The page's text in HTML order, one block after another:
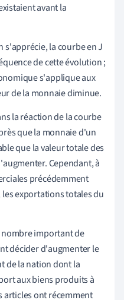
avant la
la courbe en J
de cette évolution ;
s'applique aux
de la monnaie diminue.
la réaction de la courbe
que la monnaie d'un
que la valeur totale des
Cependant, à
précédemment
exportations totales du
important de
décider d'augmenter le
de la nation dont la
aux biens produits à
articles ont récemment